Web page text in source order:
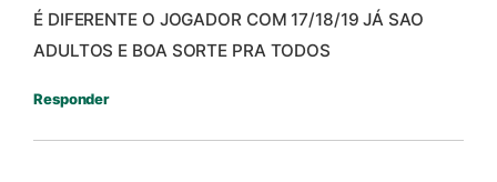
É DIFERENTE O JOGADOR COM 17/18/19 JÁ SAO
ADULTOS E BOA SORTE PRA TODOS
Responder